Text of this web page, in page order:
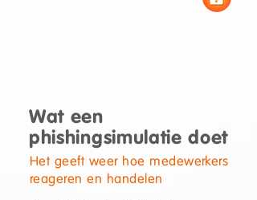
Wat een
phishingsimulatie doet
Het geeft weer hoe medewerkers
reageren en handelen